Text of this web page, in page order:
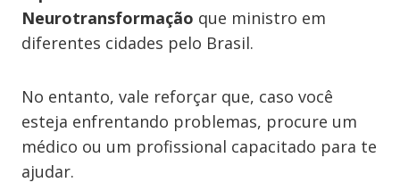
Neurotransformação que ministro em
diferentes cidades pelo Brasil.
No entanto, vale reforçar que, caso você
esteja enfrentando problemas, procure um
médico ou um profissional capacitado para te
ajudar.